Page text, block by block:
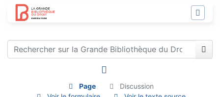
Page
Discussion